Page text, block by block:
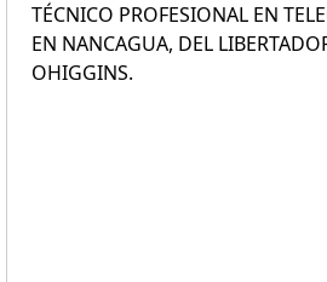
TÉCNICO PROFESIONAL EN
EN NANCAGUA, DEL
OHIGGINS.